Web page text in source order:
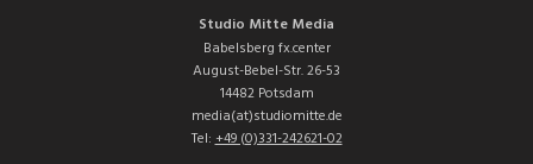
Studio Mitte Media
Babelsberg fx.center
August-Bebel-Str. 26-53
14482 Potsdam
media(at)studiomitte.de
Tel:+49 (0)331-242621-02